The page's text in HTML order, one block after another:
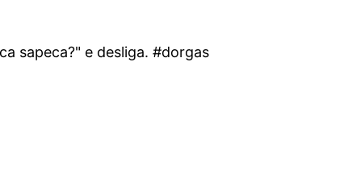
sapeca?" e desliga. #dorgas